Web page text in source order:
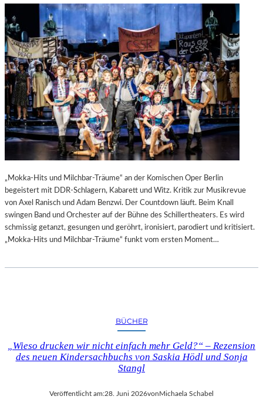
„Mokka-Hits und Milchbar-Träume“ an der Komischen Oper Berlin
begeistert mit DDR-Schlagern, Kabarett und Witz. Kritik zur Musikrevue
von Axel Ranisch und Adam Benzwi. Der Countdown läuft. Beim Knall
swingen Band und Orchester auf der Bühne des Schillertheaters. Es wird
schmissig getanzt, gesungen und geröhrt, ironisiert, parodiert und kritisiert.
„Mokka-Hits und Milchbar-Träume“ funkt vom ersten Moment…
BÜCHER
„Wieso drucken wir nicht einfach mehr Geld?“ – Rezension
des neuen Kindersachbuchs von Saskia Hödl und Sonja
Stangl
Veröffentlicht am:28. Juni 2026vonMichaela Schabel